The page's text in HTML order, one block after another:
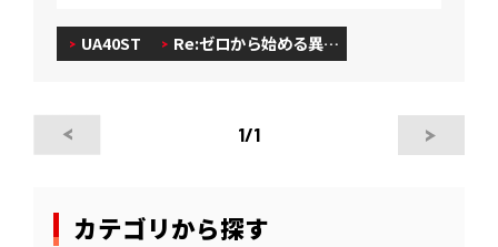
UA40ST Re:ゼロから始める異…
1/1
カテゴリから探す